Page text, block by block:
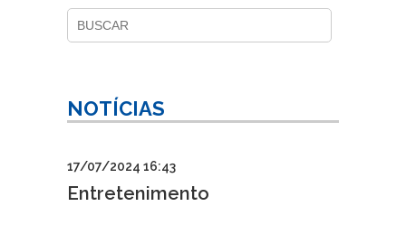
NOTÍCIAS
17/07/2024 16:43
Entretenimento